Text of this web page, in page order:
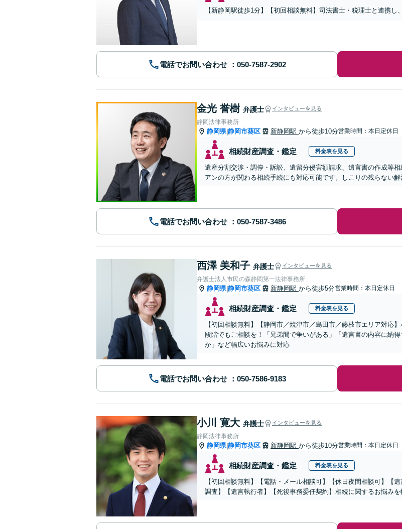
【新静岡駅徒歩1分】【初回相談無料】司法書士・税理士と連携し
電話でお問い合わせ
金光 誉樹 弁護士 インタビューを見る
静岡法律事務所
静岡県|静岡市葵区 新静岡駅 から徒歩10分営業時間：本日定休日
相続財産調査・鑑定 料金表を見る
遺産分割交渉・調停・訴訟、遺留分侵害額請求、遺言書の作成等
アンの方が関わる相続手続にも対応可能です。しこりの残らない
電話でお問い合わせ
西澤 美和子 弁護士 インタビューを見る
弁護士法人市民の森静岡第一法律事務所
静岡県|静岡市葵区 新静岡駅 から徒歩5分営業時間：本日定休日
相続財産調査・鑑定 料金表を見る
【初回相談無料】【静岡市／焼津市／島田市／藤枝市エリア対応
段階でもご相談を！「兄弟間で争いがある」「遺言書の内容に納
か」など幅広いお悩みに対応
電話でお問い合わせ
小川 寛大 弁護士 インタビューを見る
静岡法律事務所
静岡県|静岡市葵区 新静岡駅 から徒歩10分営業時間：本日定休日
相続財産調査・鑑定 料金表を見る
【初回相談無料】【電話・メール相談可】【休日夜間相談可】【
調査】【遺言執行者】【死後事務委任契約】相続に関するお悩み